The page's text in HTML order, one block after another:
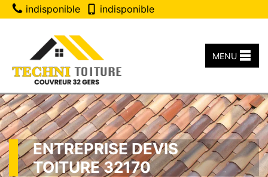
indisponible indisponible
MENU
ENTREPRISE DEVIS
TOITURE 32170